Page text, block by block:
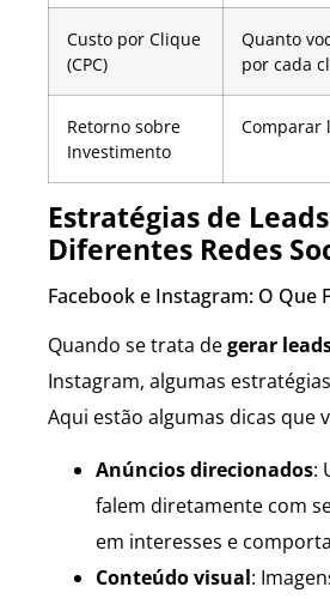
Custo por Clique
(CPC)
Quanto
por cada
Retorno sobre
Investimento
Comparar
Estratégias de
Diferentes Redes
Facebook e Instagram: O Que
Quando se trata degerar
Instagram, algumas
Aqui estão algumas dicas que
Anúncios direcionados:
falem diretamente com
em interesses e
Conteúdo visual: